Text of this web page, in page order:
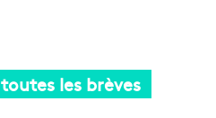
toutes les brèves